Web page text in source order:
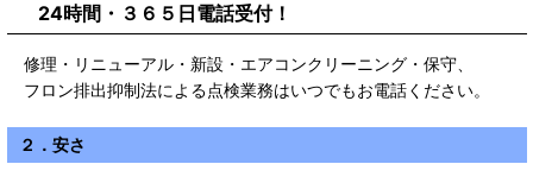
24時間・３６５日電話受付！
修理・リニューアル・新設・エアコンクリーニング・保守、
フロン排出抑制法による点検業務はいつでもお電話ください。
２．安さ